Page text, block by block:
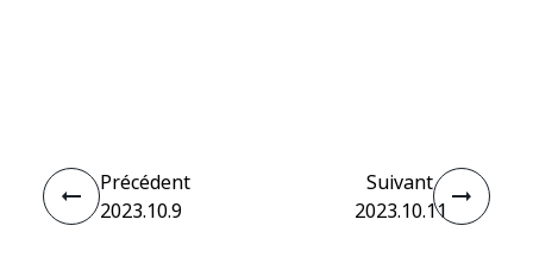
Précédent
2023.10.9
Suivant
2023.10.11